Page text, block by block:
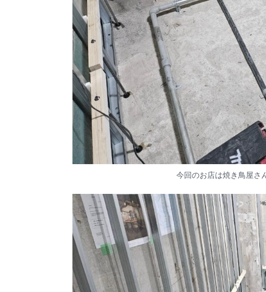
今回のお店は焼き鳥屋さ